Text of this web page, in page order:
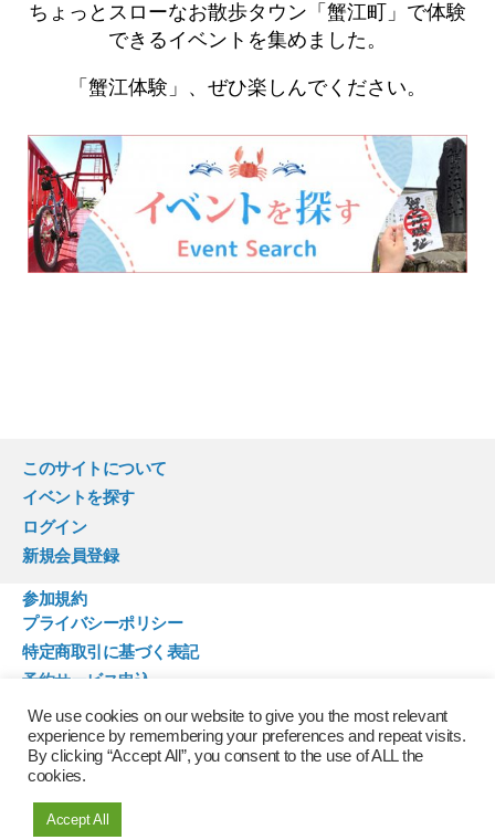
ちょっとスローなお散歩タウン「蟹江町」で体験
できるイベントを集めました。
「蟹江体験」、ぜひ楽しんでください。
このサイトについて
イベントを探す
ログイン
新規会員登録
参加規約
プライバシーポリシー
特定商取引に基づく表記
予約サービス申込
お問い合わせ
We use cookies on our website to give you the most relevant
experience by remembering your preferences and repeat visits.
By clicking “Accept All”, you consent to the use of ALL the
cookies.
Accept All